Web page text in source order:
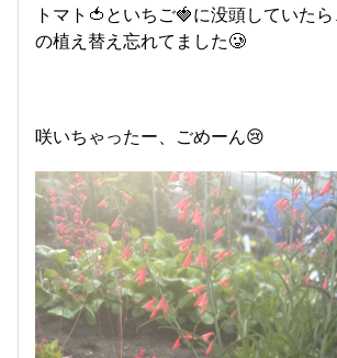
トマト🍅といちご🍓に没頭していた
の植え替え忘れてました🥲
咲いちゃったー、ごめーん😢